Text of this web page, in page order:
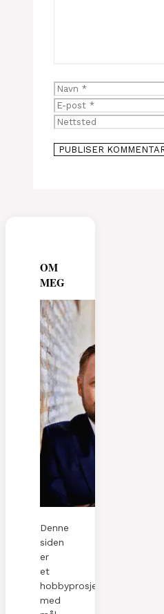
Navn
E-
post
Nettsted
OM
MEG
Denne
siden
er
et
hobbyprosjekt
med